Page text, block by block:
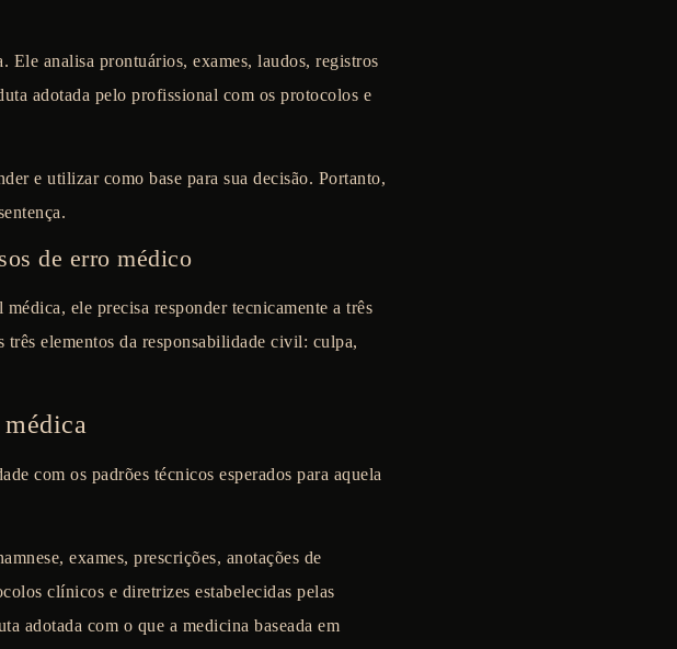
analisa prontuários, exames, laudos, registros
adotada pelo profissional com os protocolos e
e utilizar como base para sua decisão. Portanto,
de erro médico
ele precisa responder tecnicamente a três
três elementos da responsabilidade civil: culpa,
com os padrões técnicos esperados para aquela
exames, prescrições, anotações de
clínicos e diretrizes estabelecidas pelas
adotada com o que a medicina baseada em